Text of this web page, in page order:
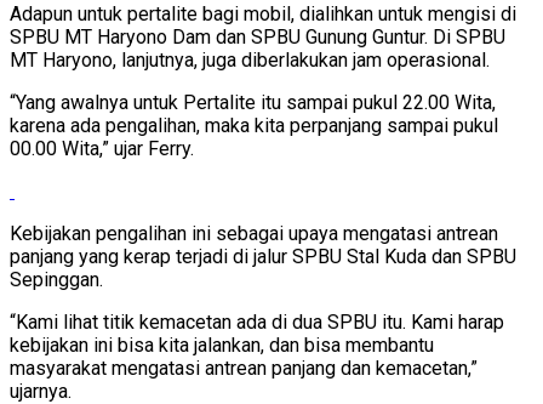
Adapun untuk pertalite bagi mobil, dialihkan untuk mengisi di
SPBU MT Haryono Dam dan SPBU Gunung Guntur. Di SPBU
MT Haryono, lanjutnya, juga diberlakukan jam operasional.
“Yang awalnya untuk Pertalite itu sampai pukul 22.00 Wita,
karena ada pengalihan, maka kita perpanjang sampai pukul
00.00 Wita,” ujar Ferry.
Kebijakan pengalihan ini sebagai upaya mengatasi antrean
panjang yang kerap terjadi di jalur SPBU Stal Kuda dan SPBU
Sepinggan.
“Kami lihat titik kemacetan ada di dua SPBU itu. Kami harap
kebijakan ini bisa kita jalankan, dan bisa membantu
masyarakat mengatasi antrean panjang dan kemacetan,”
ujarnya.